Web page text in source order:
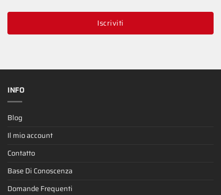
Iscriviti
INFO
Blog
Il mio account
Contatto
Base Di Conoscenza
Domande Frequenti